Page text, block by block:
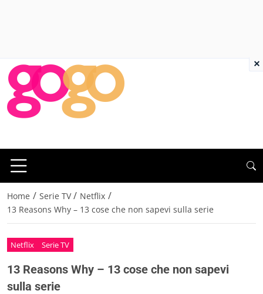
Home / Serie TV / Netflix /
13 Reasons Why – 13 cose che non sapevi sulla serie
Netflix Serie TV
13 Reasons Why – 13 cose che non sapevi
sulla serie
×